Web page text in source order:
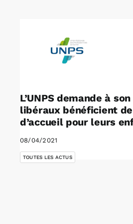
L’UNPS demande à
libéraux bénéficient
d’accueil pour leurs
08/04/2021
TOUTES LES ACTUS